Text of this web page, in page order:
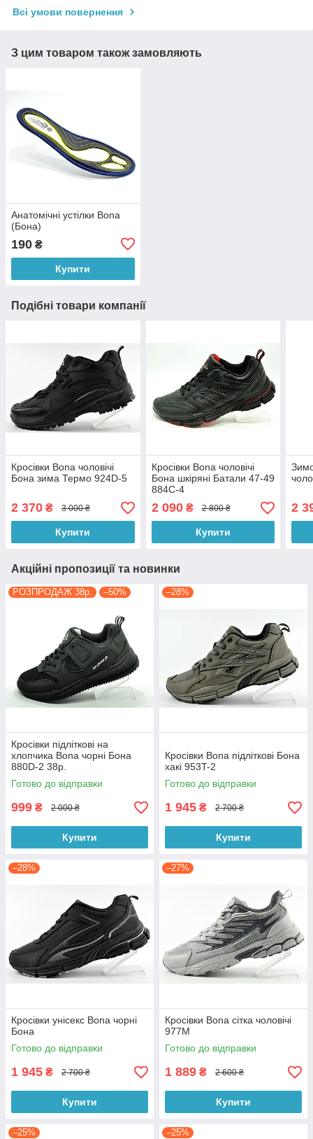
Всі умови повернення
З цим товаром також замовляють
Анатомічні устілки Bona
(Бона)
190 ₴
Купити
Подібні товари компанії
Кросівки Bona чоловічі
Бона зима Термо 924D-5
2 370 ₴ 3 000 ₴
Купити
Кросівки Bona чоловічі
Бона шкіряні Батали 47-49
884C-4
2 090₴ 2 800 ₴
Купити
2
Акційні пропозиції та новинки
РОЗПРОДАЖ 38р. –50%
Кросівки підліткові на
хлопчика Bona чорні Бона
880D-2 38р.
Готово до відправки
999 ₴ 2 000 ₴
Купити
–28%
Кросівки Bona підліткові Бона
хакі 953T-2
Готово до відправки
1 945 ₴ 2 700 ₴
Купити
–28%
Кросівки унісекс Bona чорні
Бона
Готово до відправки
1 945 ₴ 2 700 ₴
Купити
–27%
Кросівки Bona сітка чоловічі
977M
Готово до відправки
1 889 ₴ 2 600 ₴
Купити
–25% –25%